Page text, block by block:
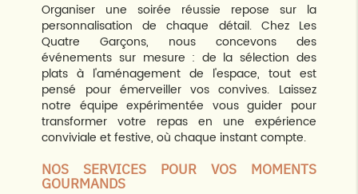
Organiser une soirée réussie repose sur la
personnalisation de chaque détail. Chez Les
Quatre Garçons, nous concevons des
événements sur mesure : de la sélection des
plats à l'aménagement de l'espace, tout est
pensé pour émerveiller vos convives. Laissez
notre équipe expérimentée vous guider pour
transformer votre repas en une expérience
conviviale et festive, où chaque instant compte.
NOS SERVICES POUR VOS MOMENTS
GOURMANDS